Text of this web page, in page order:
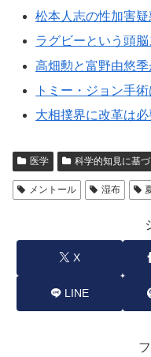
松本人志の性加害
ラグビーという頭
高畑勲と富野由悠
トミー・ジョン手
大相撲界に改革は必
医学 科学的知見に基
メントール 湿布
X
LINE